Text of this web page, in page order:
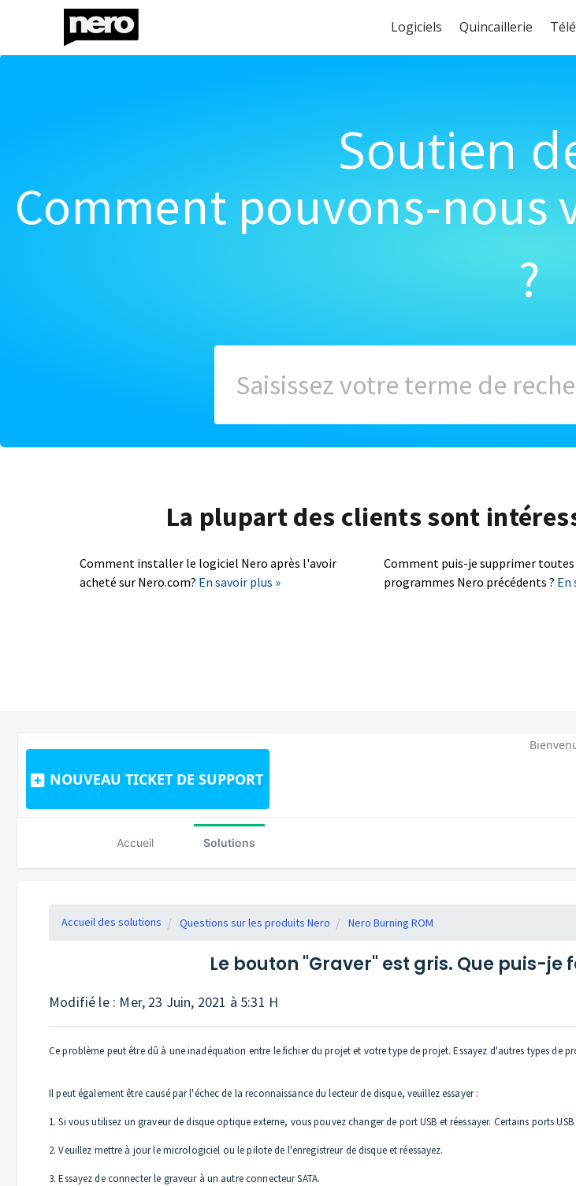
Logiciels Quincaillerie
Soutien
Comment pouvons-nous
?
La plupart des clients sont
Comment installer le logiciel Nero après l'avoir
acheté sur Nero.com? En savoir plus »
Comment puis-je supprimer toutes
programmes Nero précédents ? En
NOUVEAU TICKET DE SUPPORT
Accueil Solutions
Accueil des solutions Questions sur les produits Nero Nero Burning ROM
Le bouton "Graver" est gris. Que puis-
Modifié le : Mer, 23 Juin, 2021 à 5:31 H
Ce problème peut être dû à une inadéquation entre le fichier du projet et votre type de projet. Essayez d'autres types de
Il peut également être causé par l'échec de la reconnaissance du lecteur de disque, veuillez essayer :
1. Si vous utilisez un graveur de disque optique externe, vous pouvez changer de port USB et réessayer. Certains ports
2. Veuillez mettre à jour le micrologiciel ou le pilote de l'enregistreur de disque et réessayez.
3. Essayez de connecter le graveur à un autre connecteur SATA.